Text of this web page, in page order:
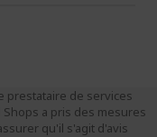
prestataire de services
a pris des mesures
qu'il s'agit d'avis